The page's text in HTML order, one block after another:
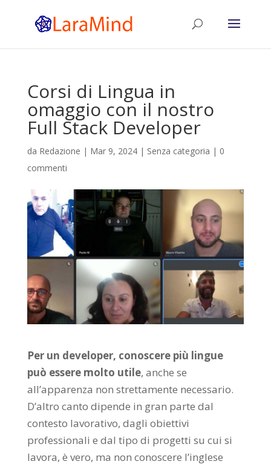
Corsi di Lingua in
omaggio con il nostro
Full Stack Developer
da Redazione | Mar 9, 2024| Senza categoria | 0
commenti
Per un developer, conoscere più lingue
può essere molto utile, anche se
all’apparenza non strettamente necessario.
D’altro canto dipende in gran parte dal
contesto lavorativo, dagli obiettivi
professionali e dal tipo di progetti su cui si
lavora, è vero, ma non conoscere l’inglese